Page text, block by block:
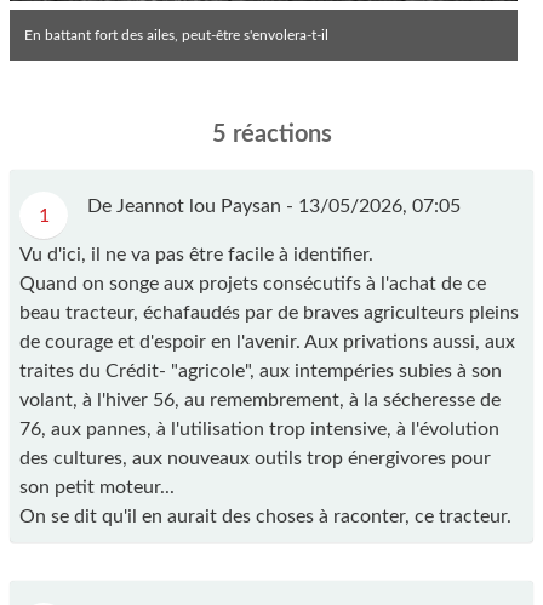
En battant fort des ailes, peut-être s'envolera-t-il
5 réactions
1 De Jeannot lou Paysan - 13/05/2026, 07:05
Vu d'ici, il ne va pas être facile à identifier.
Quand on songe aux projets consécutifs à l'achat de ce
beau tracteur, échafaudés par de braves agriculteurs pleins
de courage et d'espoir en l'avenir. Aux privations aussi, aux
traites du Crédit- "agricole", aux intempéries subies à son
volant, à l'hiver 56, au remembrement, à la sécheresse de
76, aux pannes, à l'utilisation trop intensive, à l'évolution
des cultures, aux nouveaux outils trop énergivores pour
son petit moteur...
On se dit qu'il en aurait des choses à raconter, ce tracteur.